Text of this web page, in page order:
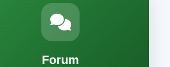
Forum